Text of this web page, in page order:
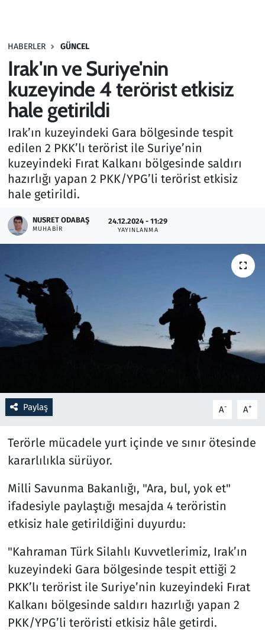
HABERLER GÜNCEL
Irak'ın ve Suriye'nin
kuzeyinde 4 terörist etkisiz
hale getirildi
Irak’ın kuzeyindeki Gara bölgesinde tespit
edilen 2 PKK’lı terörist ile Suriye’nin
kuzeyindeki Fırat Kalkanı bölgesinde saldırı
hazırlığı yapan 2 PKK/YPG’li terörist etkisiz
hale getirildi.
NUSRET ODABAŞ
MUHABIR
24.12.2024 - 11:29
YAYINLANMA
Paylaş A- A+
Terörle mücadele yurt içinde ve sınır ötesinde
kararlılıkla sürüyor.
Milli Savunma Bakanlığı, "Ara, bul, yok et"
ifadesiyle paylaştığı mesajda 4 teröristin
etkisiz hale getirildiğini duyurdu:
"Kahraman Türk Silahlı Kuvvetlerimiz, Irak’ın
kuzeyindeki Gara bölgesinde tespit ettiği 2
PKK’lı terörist ile Suriye’nin kuzeyindeki Fırat
Kalkanı bölgesinde saldırı hazırlığı yapan 2
PKK/YPG’li teröristi etkisiz hâle getirdi.
Haber
Kültür Sanat
Kurumsal Haberler
Lezzet Durağı
Memur ve Kamu
Otomobil
Oyun
Resmi İlanlar
Rüya Tabirleri
Seçim 2023
Spor
Televizyon